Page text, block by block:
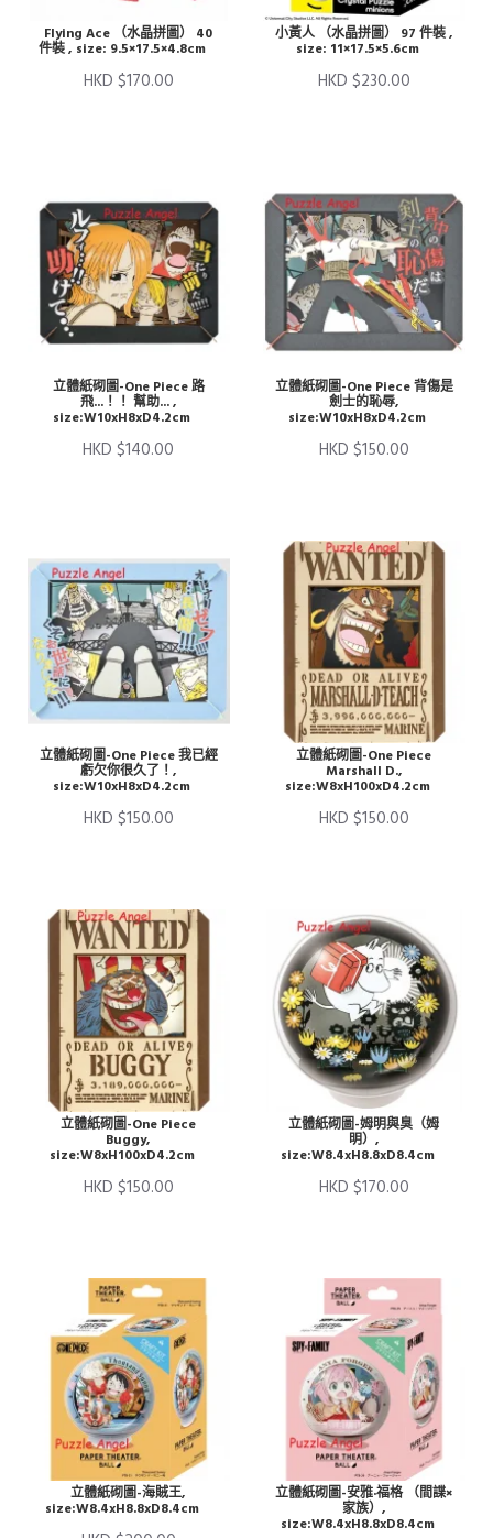
Flying Ace （水晶拼圖） 40
件裝 , size: 9.5×17.5×4.8cm
HKD $170.00
小黃人 （水晶拼圖） 97 件裝 ,
size: 11×17.5×5.6cm
HKD $230.00
立體紙砌圖-One Piece 路
飛...！！ 幫助... ,
size:W10xH8xD4.2cm
HKD $140.00
立體紙砌圖-One Piece 背傷是
劍士的恥辱,
size:W10xH8xD4.2cm
HKD $150.00
立體紙砌圖-One Piece 我已經
虧欠你很久了！,
size:W10xH8xD4.2cm
HKD $150.00
立體紙砌圖-One Piece
Marshall D.,
size:W8xH100xD4.2cm
HKD $150.00
立體紙砌圖-One Piece
Buggy,
size:W8xH100xD4.2cm
HKD $150.00
立體紙砌圖-姆明與臭（姆
明）,
size:W8.4xH8.8xD8.4cm
HKD $170.00
立體紙砌圖-海賊王,
size:W8.4xH8.8xD8.4cm
立體紙砌圖-安雅·福格 （間諜×
家族）,
size:W8.4xH8.8xD8.4cm